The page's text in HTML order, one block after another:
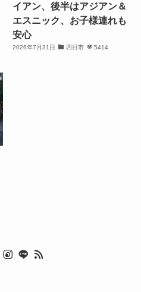
イアン、後半はアジアン＆
エスニック、お子様連れも
安心
2026年7月31日 四日市 5414